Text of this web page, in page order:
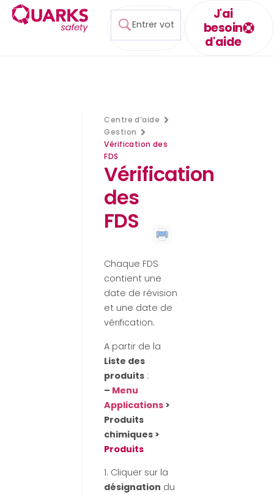
J'ai
besoin
d'aide
Centre d’aide
Gestion
Vérification des
FDS
Vérification
des
FDS
Chaque FDS
contient une
date de révision
et une date de
vérification.
A partir de la
Liste des
produits :
– Menu
Applications >
Produits
chimiques >
Produits
1. Cliquer sur la
désignation du